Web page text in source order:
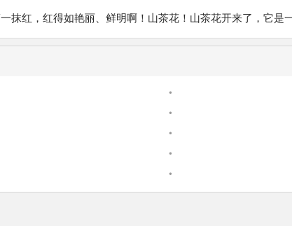
抹红，红得如艳丽、鲜明啊！山茶花！山茶花开来了，它是
•
•
•
•
•